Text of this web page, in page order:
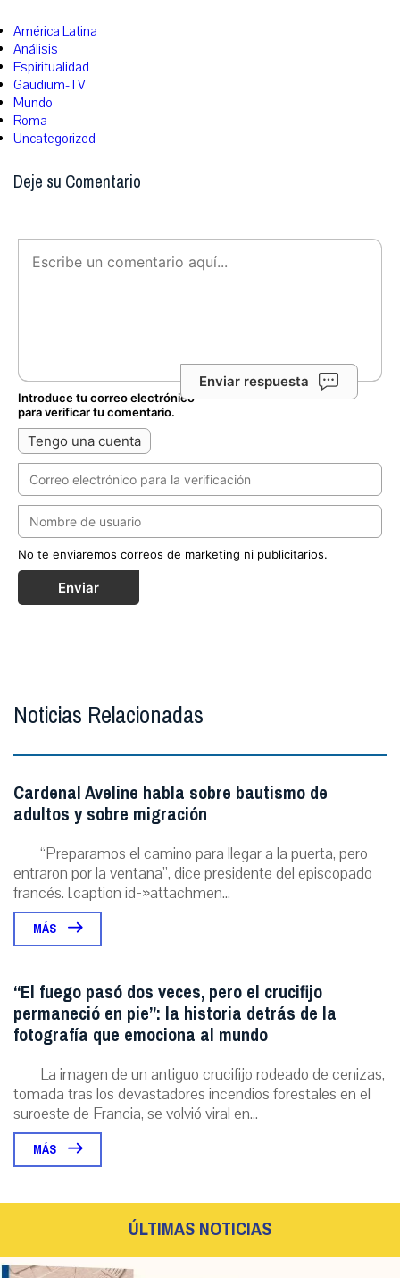
América Latina
Análisis
Espiritualidad
Gaudium-TV
Mundo
Roma
Uncategorized
Deje su Comentario
Enviar respuesta
Introduce tu correo electrónico
para verificar tu comentario.
Tengo una cuenta
No te enviaremos correos de marketing ni publicitarios.
Enviar
Noticias Relacionadas
Cardenal Aveline habla sobre bautismo de
adultos y sobre migración
“Preparamos el camino para llegar a la puerta, pero
entraron por la ventana”, dice presidente del episcopado
francés. [caption id=»attachmen...
MÁS
“El fuego pasó dos veces, pero el crucifijo
permaneció en pie”: la historia detrás de la
fotografía que emociona al mundo
La imagen de un antiguo crucifijo rodeado de cenizas,
tomada tras los devastadores incendios forestales en el
suroeste de Francia, se volvió viral en...
MÁS
ÚLTIMAS NOTICIAS